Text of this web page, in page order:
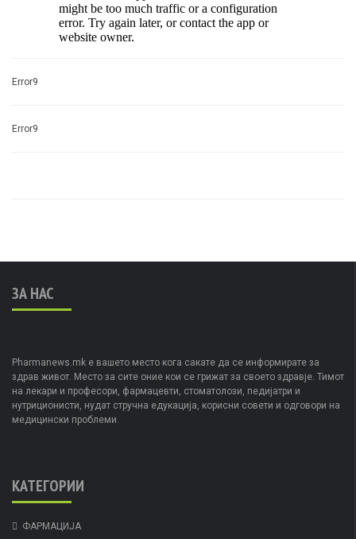
Error9
Error9
ЗА НАС
Pharmanews.mk е вашето место кога сакате да се информирате за
здрав живот. Место за сите оние кои се грижат за своето здравје. Тимот
на лекари и професори, фармацевти, стоматолози, педијатри и
нутриционисти, нудат стручна едукација, корисни совети и одговори на
медицински проблеми.
КАТЕГОРИИ
ФАРМАЦИЈА